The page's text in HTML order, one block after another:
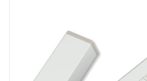
WORKSHOPS
SPECIALS